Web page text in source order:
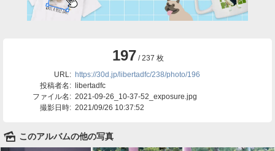
197 / 237 枚
URL: https://30d.jp/libertadfc/238/photo/196
投稿者名: libertadfc
ファイル名: 2021-09-26_10-37-52_exposure.jpg
撮影日時: 2021/09/26 10:37:52
🌄 このアルバムの他の写真